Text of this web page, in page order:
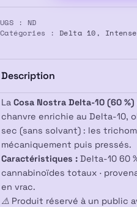
COSA
NOSTRA
60%
UGS : ND
Catégories : Delta 10 , Intense
Description
La Cosa Nostra Delta-10 (60 %)
chanvre enrichie au Delta-10,
sec (sans solvant) : les
mécaniquement puis pressés.
Caractéristiques : Delta-10 60
cannabinoïdes totaux ·
en vrac.
⚠️ Produit réservé à un public